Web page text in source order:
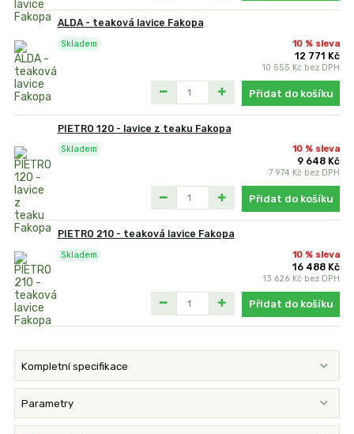
ALDA - teaková lavice Fakopa
10 % sleva
12 771 Kč
10 555 Kč bez DPH
Skladem
Přidat do košíku
PIETRO 120 - lavice z teaku Fakopa
10 % sleva
9 648 Kč
7 974 Kč bez DPH
Skladem
Přidat do košíku
PIETRO 210 - teaková lavice Fakopa
10 % sleva
16 488 Kč
13 626 Kč bez DPH
Skladem
Přidat do košíku
Kompletní specifikace
Parametry